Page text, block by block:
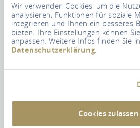
Wir verwenden Cookies, um die
analysieren, Funktionen für soziale
integrieren und Ihnen ein besseres
bieten. Ihre Einstellungen können
anpassen. Weitere Infos finden Sie
Datenschutzerklärung.
Cookies zulassen